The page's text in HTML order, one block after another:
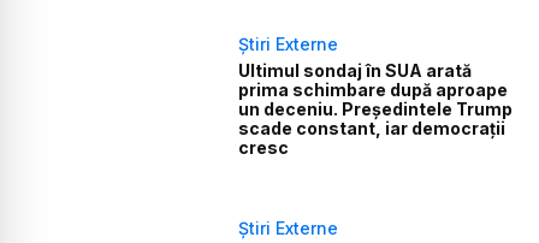
Știri Externe
Ultimul sondaj în SUA arată
prima schimbare după aproape
un deceniu. Președintele Trump
scade constant, iar democrații
cresc
Știri Externe